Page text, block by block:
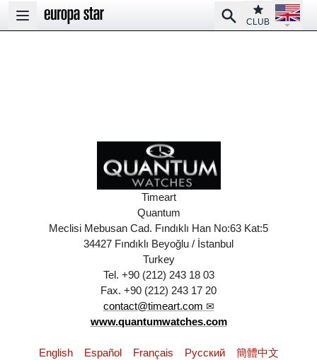
Open main menu
SearchClub
CLUB
Open
Timeart
Quantum
Meclisi Mebusan Cad. Fındıklı Han No:63 Kat:5
34427 Fındıklı Beyoğlu / İstanbul
Turkey
Tel. +90 (212) 243 18 03
Fax. +90 (212) 243 17 20
contact@timeart.com
www.quantumwatches.com
English Español Français Pусский 簡體中文